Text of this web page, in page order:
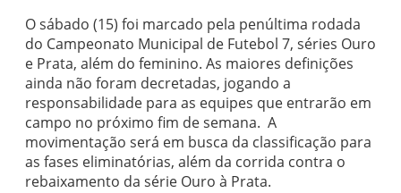
O sábado (15) foi marcado pela penúltima rodada
do Campeonato Municipal de Futebol 7, séries Ouro
e Prata, além do feminino. As maiores definições
ainda não foram decretadas, jogando a
responsabilidade para as equipes que entrarão em
campo no próximo fim de semana. A
movimentação será em busca da classificação para
as fases eliminatórias, além da corrida contra o
rebaixamento da série Ouro à Prata.